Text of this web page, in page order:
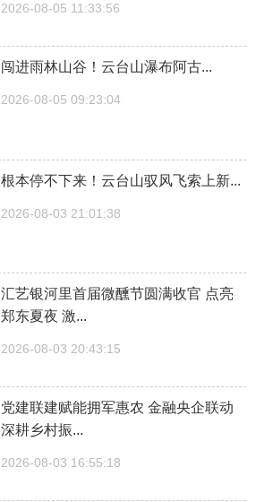
2026-08-05 11:33:56
闯进雨林山谷！云台山瀑布阿古...
2026-08-05 09:23:04
根本停不下来！云台山驭风飞索上新...
2026-08-03 21:01:38
汇艺银河里首届微醺节圆满收官 点亮
郑东夏夜 激...
2026-08-03 20:43:15
党建联建赋能拥军惠农 金融央企联动
深耕乡村振...
2026-08-03 16:55:18